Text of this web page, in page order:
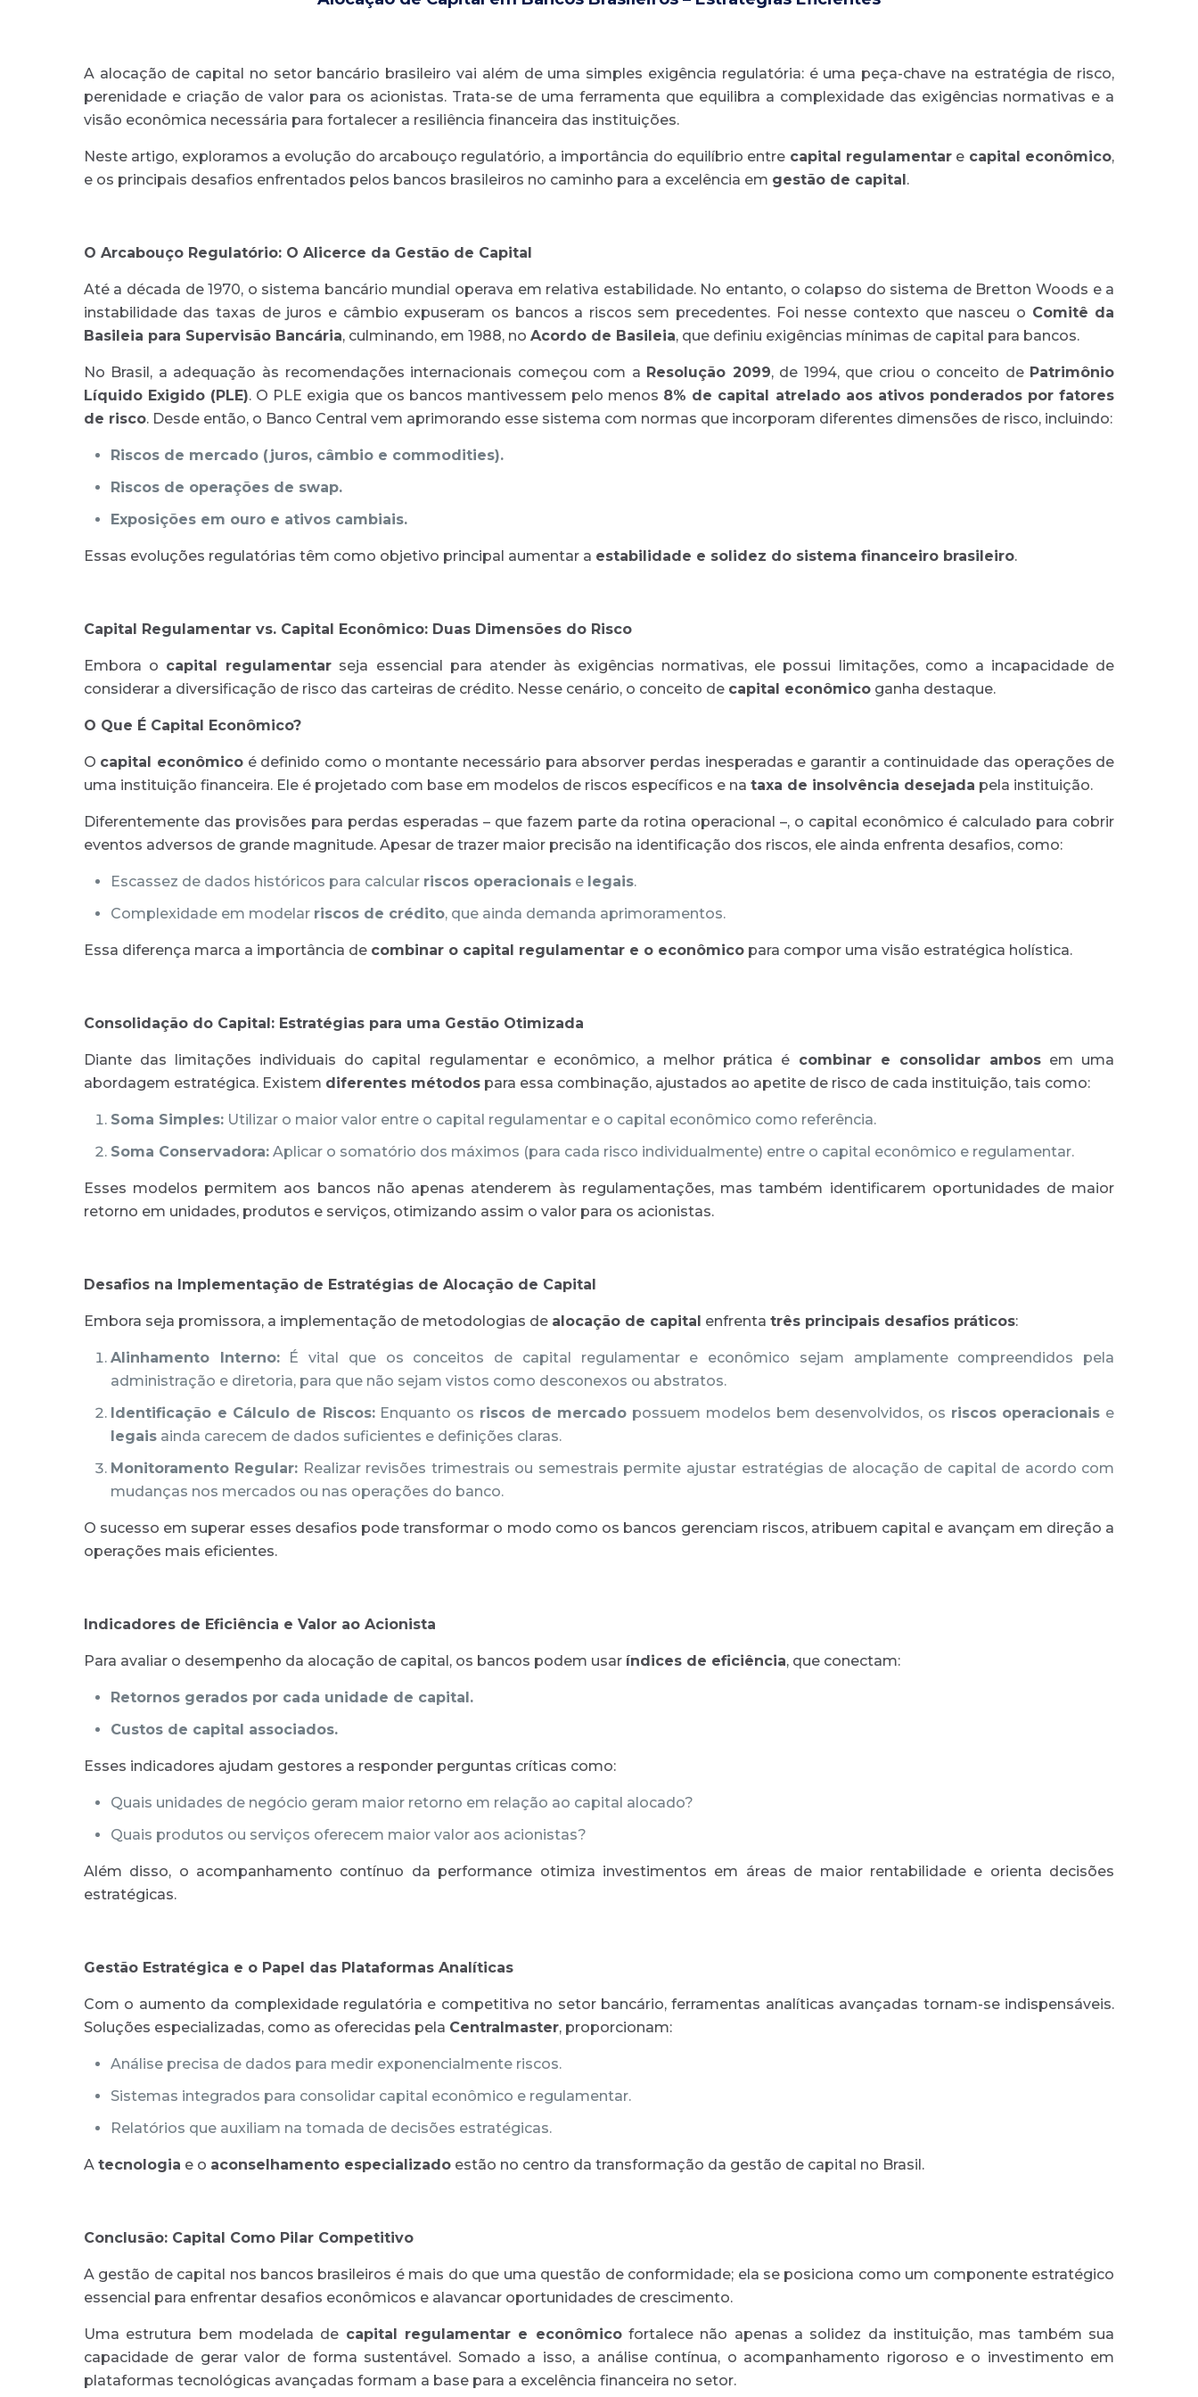
A alocação de capital no setor bancário brasileiro vai além de uma simples exigência regulatória: é uma peça-chave na estratégia de risco,
perenidade e criação de valor para os acionistas. Trata-se de uma ferramenta que equilibra a complexidade das exigências normativas e a
visão econômica necessária para fortalecer a resiliência financeira das instituições.
Neste artigo, exploramos a evolução do arcabouço regulatório, a importância do equilíbrio entre capital regulamentar e capital econômico,
e os principais desafios enfrentados pelos bancos brasileiros no caminho para a excelência em gestão de capital.
O Arcabouço Regulatório: O Alicerce da Gestão de Capital
Até a década de 1970, o sistema bancário mundial operava em relativa estabilidade. No entanto, o colapso do sistema de Bretton Woods e a
instabilidade das taxas de juros e câmbio expuseram os bancos a riscos sem precedentes. Foi nesse contexto que nasceu o Comitê da
Basileia para Supervisão Bancária, culminando, em 1988, no Acordo de Basileia, que definiu exigências mínimas de capital para bancos.
No Brasil, a adequação às recomendações internacionais começou com a Resolução 2099, de 1994, que criou o conceito de Patrimônio
Líquido Exigido (PLE). O PLE exigia que os bancos mantivessem pelo menos 8% de capital atrelado aos ativos ponderados por fatores
de risco. Desde então, o Banco Central vem aprimorando esse sistema com normas que incorporam diferentes dimensões de risco, incluindo:
Riscos de mercado (juros, câmbio e commodities).
Riscos de operações de swap.
Exposições em ouro e ativos cambiais.
Essas evoluções regulatórias têm como objetivo principal aumentar a estabilidade e solidez do sistema financeiro brasileiro.
Capital Regulamentar vs. Capital Econômico: Duas Dimensões do Risco
Embora o capital regulamentar seja essencial para atender às exigências normativas, ele possui limitações, como a incapacidade de
considerar a diversificação de risco das carteiras de crédito. Nesse cenário, o conceito de capital econômicoganha destaque.
O Que É Capital Econômico?
O capital econômico é definido como o montante necessário para absorver perdas inesperadas e garantir a continuidade das operações de
uma instituição financeira. Ele é projetado com base em modelos de riscos específicos e na taxa de insolvência desejada pela instituição.
Diferentemente das provisões para perdas esperadas – que fazem parte da rotina operacional –, o capital econômico é calculado para cobrir
eventos adversos de grande magnitude. Apesar de trazer maior precisão na identificação dos riscos, ele ainda enfrenta desafios, como:
Escassez de dados históricos para calcular riscos operacionaise legais.
Complexidade em modelar riscos de crédito, que ainda demanda aprimoramentos.
Essa diferença marca a importância de combinar o capital regulamentar e o econômicopara compor uma visão estratégica holística.
Consolidação do Capital: Estratégias para uma Gestão Otimizada
Diante das limitações individuais do capital regulamentar e econômico, a melhor prática é combinar e consolidar ambosem uma
abordagem estratégica. Existem diferentes métodospara essa combinação, ajustados ao apetite de risco de cada instituição, tais como:
Soma Simples:Utilizar o maior valor entre o capital regulamentar e o capital econômico como referência.
Soma Conservadora:Aplicar o somatório dos máximos (para cada risco individualmente) entre o capital econômico e regulamentar.
Esses modelos permitem aos bancos não apenas atenderem às regulamentações, mas também identificarem oportunidades de maior
retorno em unidades, produtos e serviços, otimizando assim o valor para os acionistas.
Desafios na Implementação de Estratégias de Alocação de Capital
Embora seja promissora, a implementação de metodologias de alocação de capital enfrenta três principais desafios práticos:
Alinhamento Interno:É vital que os conceitos de capital regulamentar e econômico sejam amplamente compreendidos pela
administração e diretoria, para que não sejam vistos como desconexos ou abstratos.
Identificação e Cálculo de Riscos:Enquanto os riscos de mercado possuem modelos bem desenvolvidos, os riscos operacionais e
legaisainda carecem de dados suficientes e definições claras.
Monitoramento Regular: Realizar revisões trimestrais ou semestrais permite ajustar estratégias de alocação de capital de acordo com
mudanças nos mercados ou nas operações do banco.
O sucesso em superar esses desafios pode transformar o modo como os bancos gerenciam riscos, atribuem capital e avançam em direção a
operações mais eficientes.
Indicadores de Eficiência e Valor ao Acionista
Para avaliar o desempenho da alocação de capital, os bancos podem usar índices de eficiência, que conectam:
Retornos gerados por cada unidade de capital.
Custos de capital associados.
Esses indicadores ajudam gestores a responder perguntas críticas como:
Quais unidades de negócio geram maior retorno em relação ao capital alocado?
Quais produtos ou serviços oferecem maior valor aos acionistas?
Além disso, o acompanhamento contínuo da performance otimiza investimentos em áreas de maior rentabilidade e orienta decisões
estratégicas.
Gestão Estratégica e o Papel das Plataformas Analíticas
Com o aumento da complexidade regulatória e competitiva no setor bancário, ferramentas analíticas avançadas tornam-se indispensáveis.
Soluções especializadas, como as oferecidas pela Centralmaster, proporcionam:
Análise precisa de dados para medir exponencialmente riscos.
Sistemas integrados para consolidar capital econômico e regulamentar.
Relatórios que auxiliam na tomada de decisões estratégicas.
A tecnologia e o aconselhamento especializadoestão no centro da transformação da gestão de capital no Brasil.
Conclusão: Capital Como Pilar Competitivo
A gestão de capital nos bancos brasileiros é mais do que uma questão de conformidade; ela se posiciona como um componente estratégico
essencial para enfrentar desafios econômicos e alavancar oportunidades de crescimento.
Uma estrutura bem modelada de capital regulamentar e econômicofortalece não apenas a solidez da instituição, mas também sua
capacidade de gerar valor de forma sustentável. Somado a isso, a análise contínua, o acompanhamento rigoroso e o investimento em
plataformas tecnológicas avançadas formam a base para a excelência financeira no setor.